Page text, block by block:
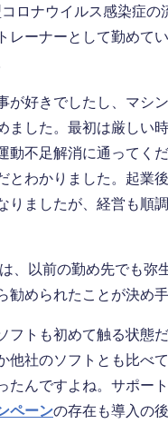
ロナウイルス感染症
ーナーとして勤めて
が好きでしたし、マシ
した。最初は厳しい
不足解消に通ってく
わかりました。起業
ましたが、経営も順
、以前の勤め先でも弥
められたことが決め手
フトも初めて触る状態
社のソフトとも比べ
んですよね。サポー
ペーンの存在も導入の